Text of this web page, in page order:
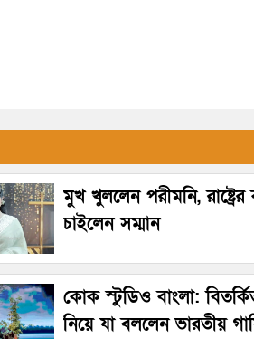
মুখ খুললেন পরীমনি,
চাইলেন সম্মান
কোক স্টুডিও বাংলা:
নিয়ে যা বললেন ভারতীয়